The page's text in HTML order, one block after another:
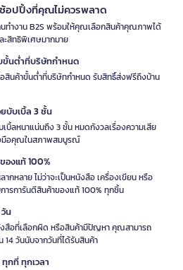
ช้อปปิ้งที่คุณไม่ควรพลาด
ทำงาน B2S พร้อมให้คุณเลือกสินค้าคุณภาพได้
ะสิทธิพิเศษมากมาย
ขั้นต่ำที่บริษัทกำหนด
สินค้าขั้นต่ำที่บริษัทกำหนด รับสิทธิ์ส่งฟรีถึงบ้าน
บับเบิ้ล 3 ชั้น
บิ้ลหนาแน่นถึง 3 ชั้น หมดกังวลเรื่องความเสีย
มือคุณในสภาพสมบูรณ์
องแท้ 100%
กหลาย ไม่ว่าจะเป็นหนังสือ เครื่องเขียน หรือ
ารการันตีสินค้าของแท้ 100% ทุกชิ้น
น
งสือที่เลือกผิด หรือสินค้ามีปัญหา คุณสามารถ
14 วันนับจากวันที่ได้รับสินค้า
กที่ ทุกเวลา